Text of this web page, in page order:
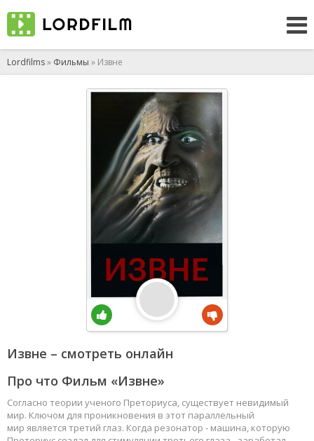
Lordfilms» Фильмы » Извне
Извне – смотреть онлайн
Про что Фильм «Извне»
Согласно теории ученого Преториуса, существует невидимый
мир. Ключом для проникновения в этот параллельный
мир является третий глаз. Когда резонатор - машина, которую